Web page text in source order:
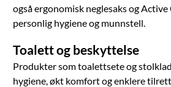
også ergonomisk neglesaks og
personlig hygiene og munnstell.
Toalett og beskyttelse
Produkter som toalettsete og
hygiene, økt komfort og enklere